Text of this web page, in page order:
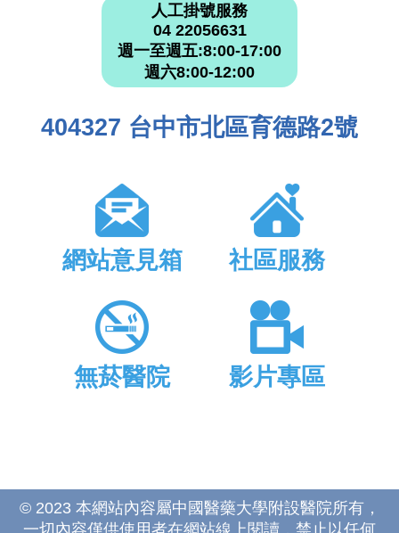
人工掛號服務
04 22056631
週一至週五:8:00-17:00
週六8:00-12:00
404327 台中市北區育德路2號
網站意見箱 社區服務
無菸醫院 影片專區
© 2023 本網站內容屬中國醫藥大學附設醫院所有，